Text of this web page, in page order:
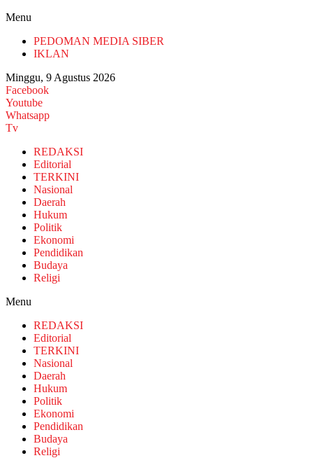
Menu
PEDOMAN MEDIA SIBER
IKLAN
Minggu, 9 Agustus 2026
Facebook
Youtube
Whatsapp
Tv
REDAKSI
Editorial
TERKINI
Nasional
Daerah
Hukum
Politik
Ekonomi
Pendidikan
Budaya
Religi
Menu
REDAKSI
Editorial
TERKINI
Nasional
Daerah
Hukum
Politik
Ekonomi
Pendidikan
Budaya
Religi